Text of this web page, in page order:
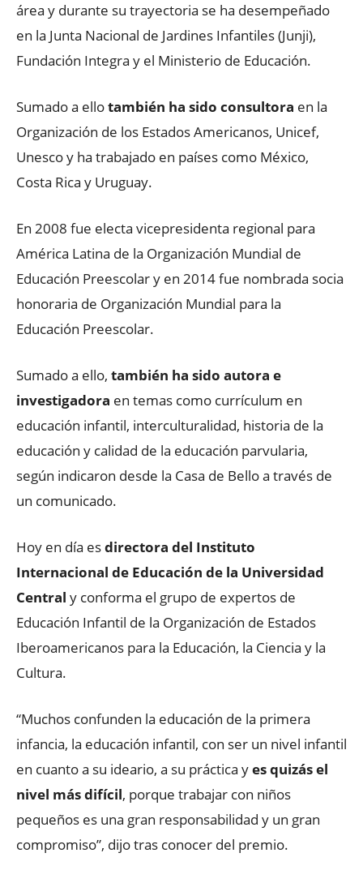
área y durante su trayectoria se ha desempeñado
en la Junta Nacional de Jardines Infantiles (Junji),
Fundación Integra y el Ministerio de Educación.
Sumado a ellotambién ha sido consultora en la
Organización de los Estados Americanos, Unicef,
Unesco y ha trabajado en países como México,
Costa Rica y Uruguay.
En 2008 fue electa vicepresidenta regional para
América Latina de la Organización Mundial de
Educación Preescolar y en 2014 fue nombrada socia
honoraria de Organización Mundial para la
Educación Preescolar.
Sumado a ello, también ha sido autora e
investigadora en temas como currículum en
educación infantil, interculturalidad, historia de la
educación y calidad de la educación parvularia,
según indicaron desde la Casa de Bello a través de
un comunicado.
Hoy en día esdirectora del Instituto
Internacional de Educación de la Universidad
Central y conforma el grupo de expertos de
Educación Infantil de la Organización de Estados
Iberoamericanos para la Educación, la Ciencia y la
Cultura.
“Muchos confunden la educación de la primera
infancia, la educación infantil, con ser un nivel infantil
en cuanto a su ideario, a su práctica yes quizás el
nivel más difícil, porque trabajar con niños
pequeños es una gran responsabilidad y un gran
compromiso”, dijo tras conocer del premio.